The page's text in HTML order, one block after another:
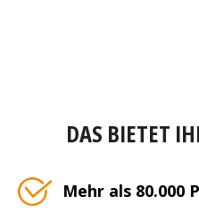
DAS BIETET
Mehr als 80.000